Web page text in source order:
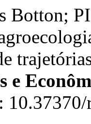
Botton;
e